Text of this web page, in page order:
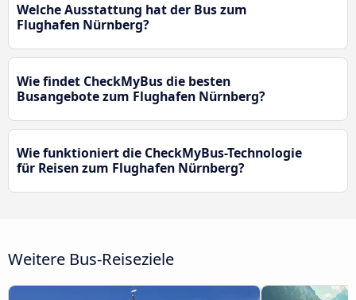
Welche Ausstattung hat der Bus zum
Flughafen Nürnberg?
Wie findet CheckMyBus die besten
Busangebote zum Flughafen Nürnberg?
Wie funktioniert die CheckMyBus-Technologie
für Reisen zum Flughafen Nürnberg?
Weitere Bus-Reiseziele